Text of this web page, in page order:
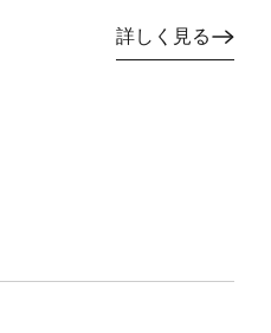
詳しく見る